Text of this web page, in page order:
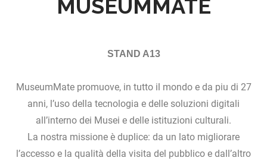
MUSEUMMATE
STAND A13
MuseumMate promuove, in tutto il mondo e da piu di 27
anni, l’uso della tecnologia e delle soluzioni digitali
all’interno dei Musei e delle istituzioni culturali.
La nostra missione è duplice: da un lato migliorare
l’accesso e la qualità della visita del pubblico e dall’altro